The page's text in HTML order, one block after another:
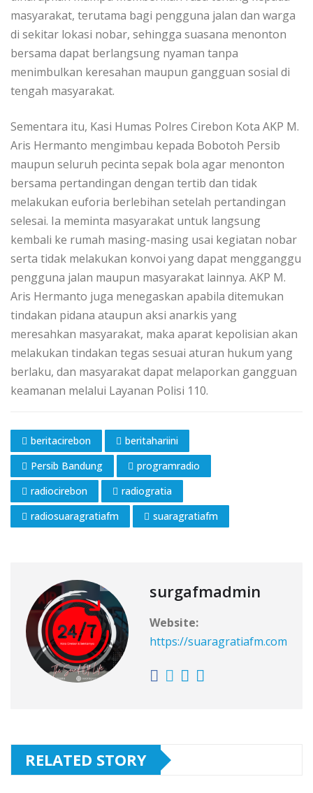
masyarakat, terutama bagi pengguna jalan dan warga
di sekitar lokasi nobar, sehingga suasana menonton
bersama dapat berlangsung nyaman tanpa
menimbulkan keresahan maupun gangguan sosial di
tengah masyarakat.
Sementara itu, Kasi Humas Polres Cirebon Kota AKP M.
Aris Hermanto mengimbau kepada Bobotoh Persib
maupun seluruh pecinta sepak bola agar menonton
bersama pertandingan dengan tertib dan tidak
melakukan euforia berlebihan setelah pertandingan
selesai. Ia meminta masyarakat untuk langsung
kembali ke rumah masing-masing usai kegiatan nobar
serta tidak melakukan konvoi yang dapat mengganggu
pengguna jalan maupun masyarakat lainnya. AKP M.
Aris Hermanto juga menegaskan apabila ditemukan
tindakan pidana ataupun aksi anarkis yang
meresahkan masyarakat, maka aparat kepolisian akan
melakukan tindakan tegas sesuai aturan hukum yang
berlaku, dan masyarakat dapat melaporkan gangguan
keamanan melalui Layanan Polisi 110.
beritacirebon
beritahariini
Persib Bandung
programradio
radiocirebon
radiogratia
radiosuaragratiafm
suaragratiafm
surgafmadmin
Website:
https://suaragratiafm.com
RELATED STORY